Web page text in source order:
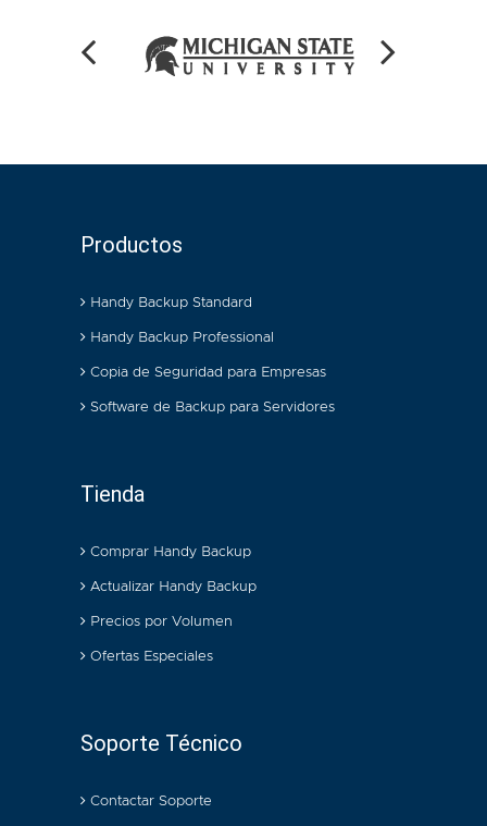
Productos
Handy Backup Standard
Handy Backup Professional
Copia de Seguridad para Empresas
Software de Backup para Servidores
Tienda
Comprar Handy Backup
Actualizar Handy Backup
Precios por Volumen
Ofertas Especiales
Soporte Técnico
Contactar Soporte